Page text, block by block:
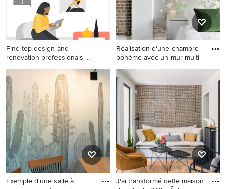
papier peint.
Find top design and
renovation professionals on
Réalisation d'une chambre
bohème avec un mur multi
Réalisation d'une chambre
bohème avec un mur
multicolore et parquet foncé.
Exemple d'une salle à
J'ai transformé cette maison